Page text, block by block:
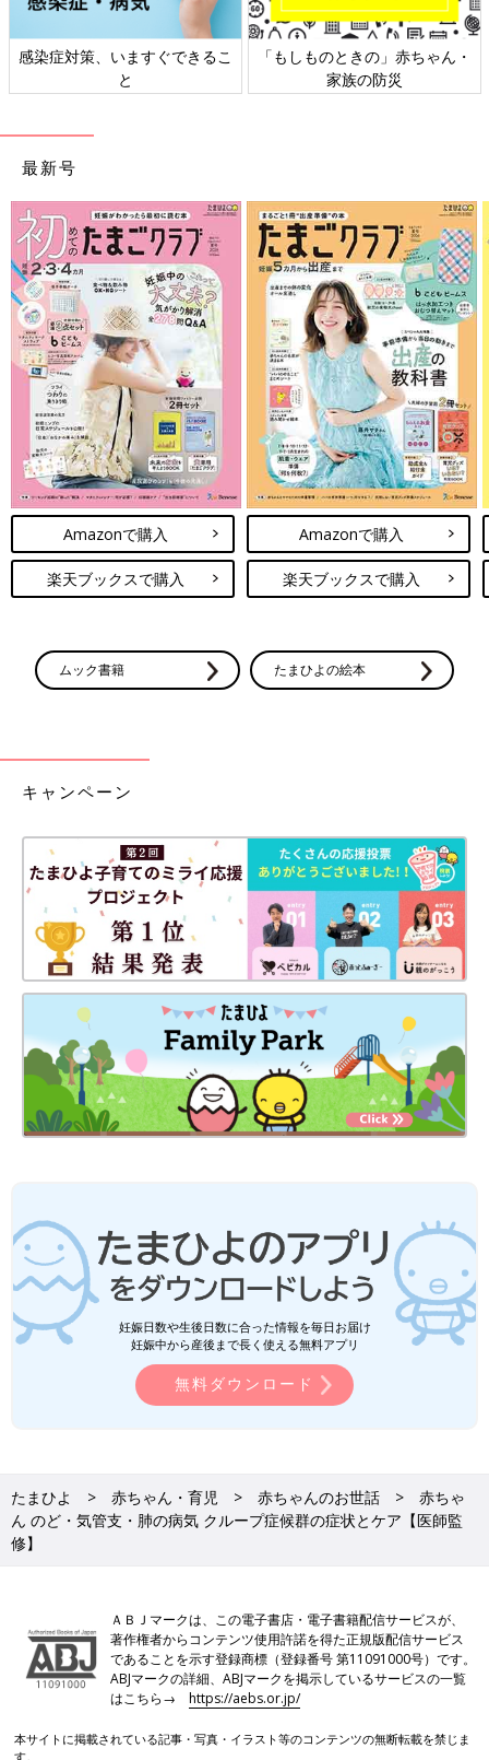
感染症対策、いますぐできるこ
と
「もしものときの」赤ちゃん・
家族の防災
最新号
Amazonで購入
楽天ブックスで購入
Amazonで購入
楽天ブックスで購入
ムック書籍 たまひよの絵本
キャンペーン
妊娠日数や生後日数に合った情報を毎日お届け
妊娠中から産後まで長く使える無料アプリ
無料ダウンロード
たまひよ 赤ちゃん・育児 赤ちゃんのお世話
赤ちゃ
ん のど・気管支・肺の病気 クループ症候群の症状とケア【医師監
修】
ＡＢＪマークは、この電子書店・電子書籍配信サービスが、
著作権者からコンテンツ使用許諾を得た正規版配信サービス
であることを示す登録商標（登録番号 第11091000号）です。
ABJマークの詳細、ABJマークを掲示しているサービスの一覧
はこちら→https://aebs.or.jp/
本サイトに掲載されている記事・写真・イラスト等のコンテンツの無断転載を禁じま
す。